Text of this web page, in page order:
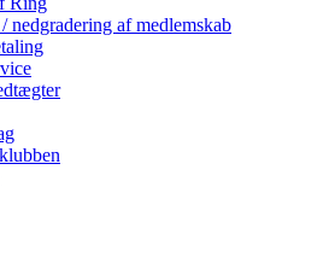
nedgradering af medlemskab